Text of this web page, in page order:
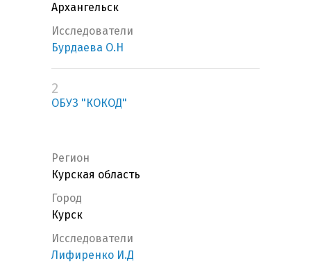
Архангельск
Исследователи
Бурдаева О.Н
2
ОБУЗ "КОКОД"
Регион
Курская область
Город
Курск
Исследователи
Лифиренко И.Д